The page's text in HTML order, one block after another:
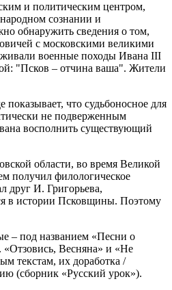
и политическим центром,
сознании и
обнаружить сведения о том,
с московскими великими
военные походы Ивана III
"Псков – отчина ваша". Жители
что судьбоносное для
не подверженным
восполнить существующий
области, во время Великой
получил филологическое
друг И. Григорьева,
в истории Псковщины. Поэтому
– под названием «Песни о
«Отзовись, Весняна» и «Не
текстам, их доработка /
(сборник «Русский урок»).